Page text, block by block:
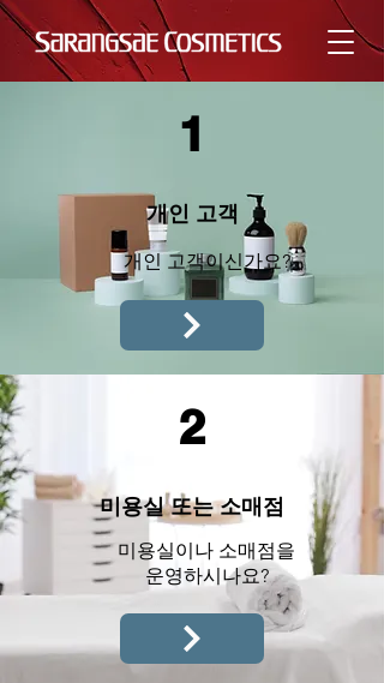
1
개인 고객
개인 고객이신가요?
2
미용실 또는 소매점
미용실이나 소매점을
운영하시나요?